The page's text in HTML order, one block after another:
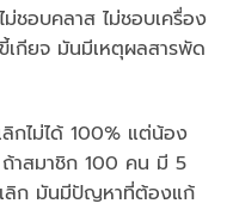
ม่ชอบคลาส ไม่ชอบเครื่อง
กียจ มันมีเหตุผลสารพัด
กไม่ได้ 100% แต่น้อง
ถ้าสมาชิก 100 คน มี 5
ลิก มันมีปัญหาที่ต้องแก้